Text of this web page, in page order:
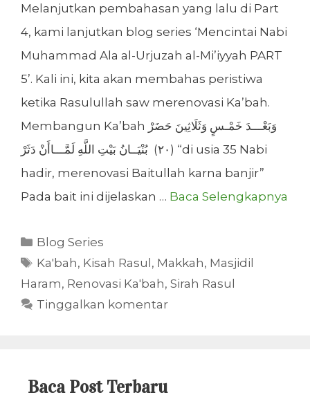
Melanjutkan pembahasan yang lalu di Part
4, kami lanjutkan blog series ‘Mencintai Nabi
Muhammad Ala al-Urjuzah al-Mi’iyyah PART
5’. Kali ini, kita akan membahas peristiwa
ketika Rasulullah saw merenovasi Ka’bah.
Membangun Ka’bah وَبَعْـــدَ خَمْـسٍ وَثَلَاثِينَ حَضَرْ
(٢٠) بُنْيَــانُ بَيْتِ اللَّهِ لَمَّـــاأَنْ دَثَرْ “di usia 35 Nabi
hadir, merenovasi Baitullah karna banjir”
Pada bait ini dijelaskan … Baca Selengkapnya
Kategori
Blog Series
Tag
Ka'bah, Kisah Rasul, Makkah, Masjidil
Haram, Renovasi Ka'bah, Sirah Rasul
Tinggalkan komentar
Baca Post Terbaru